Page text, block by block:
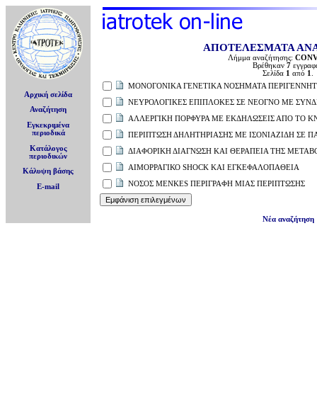
Αρχική σελίδα
Αναζήτηση
Εγκεκριμένα
περιοδικά
Κατάλογος
περιοδικών
Κάλυψη βάσης
E-mail
ΑΠΟΤΕΛΕΣΜΑΤΑ
Λήμμα αναζήτησης:
Βρέθηκαν 7
Σελίδα 1 από 1
ΜΟΝΟΓΟΝΙΚΑ ΓΕΝΕΤΙΚΑ ΝΟΣΗΜΑΤΑ
ΝΕΥΡΟΛΟΓΙΚΕΣ ΕΠΙΠΛΟΚΕΣ ΣΕ ΝΕΟΓΝΟ ΜΕ
ΑΛΛΕΡΓΙΚΗ ΠΟΡΦΥΡΑ ΜΕ ΕΚΔΗΛΩΣΕΙΣ ΑΠΟ ΤΟ
ΠΕΡΙΠΤΩΣΗ ΔΗΛΗΤΗΡΙΑΣΗΣ ΜΕ ΙΣΟΝΙΑΖΙΔΗ ΣΕ
ΔΙΑΦΟΡΙΚΗ ΔΙΑΓΝΩΣΗ ΚΑΙ ΘΕΡΑΠΕΙΑ ΤΗΣ
ΑΙΜΟΡΡΑΓΙΚΟ SHOCK ΚΑΙ ΕΓΚΕΦΑΛΟΠΑΘΕΙΑ
ΝΟΣΟΣ MENKES ΠΕΡΙΓΡΑΦΗ ΜΙΑΣ ΠΕΡΙΠΤΩΣΗΣ
Νέα αναζήτηση